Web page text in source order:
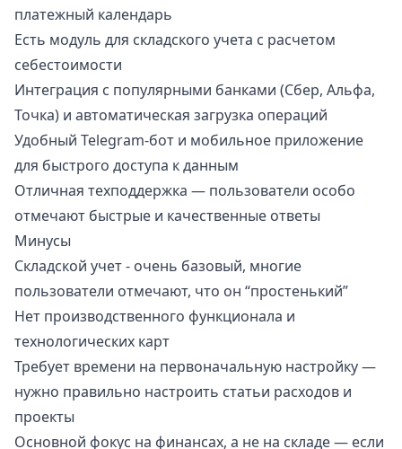
платежный календарь
Есть модуль для складского учета с расчетом
себестоимости
Интеграция с популярными банками (Сбер, Альфа,
Точка) и автоматическая загрузка операций
Удобный Telegram-бот и мобильное приложение
для быстрого доступа к данным
Отличная техподдержка — пользователи особо
отмечают быстрые и качественные ответы
Минусы
Складской учет - очень базовый, многие
пользователи отмечают, что он “простенький”
Нет производственного функционала и
технологических карт
Требует времени на первоначальную настройку —
нужно правильно настроить статьи расходов и
проекты
Основной фокус на финансах, а не на складе — если